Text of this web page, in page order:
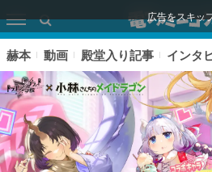
広告をスキッ
赫本 動画 殿堂入り記事 インタ